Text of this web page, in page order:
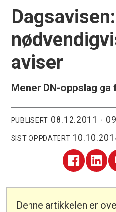
aviser
Mener DN-oppslag ga
PUBLISERT 08.12.2011 -
SIST OPPDATERT
Denne artikkelen er